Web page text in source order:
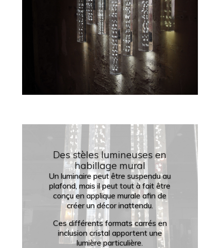
Des stèles lumineuses en
habillage mural
Un luminaire peut être suspendu au
plafond, mais il peut tout à fait être
conçu en applique murale afin de
créer un décor inattendu.
Ces différents formats carrés en
inclusion cristal apportent une
lumière particulière.